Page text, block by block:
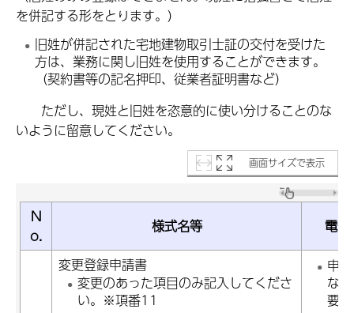
を併記する形をとります。）
旧姓が併記された宅地建物取引士証の交付を受けた
方は、業務に関し旧姓を使用することができます。
（契約書等の記名押印、従業者証明書など）
ただし、現姓と旧姓を恣意的に使い分けることのな
いように留意してください。
画面サイズで表示
N
o.
様式名等 電
変更登録申請書
変更のあった項目のみ記入してくださ
い。※項番11
申
な
要